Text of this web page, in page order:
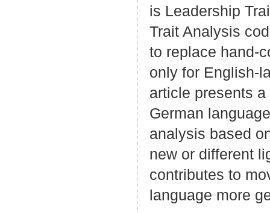
is Leadership
Trait Analysis
to replace hand-
only for English-
article presents
German
analysis based
new or different
contributes to
language more